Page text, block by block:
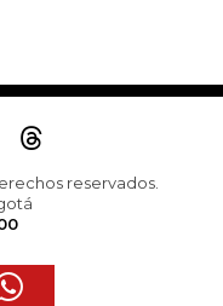
reservados.